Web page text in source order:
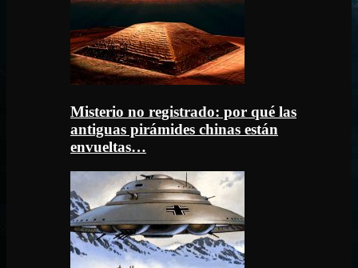
Misterio no registrado: por qué las
antiguas pirámides chinas están
envueltas…